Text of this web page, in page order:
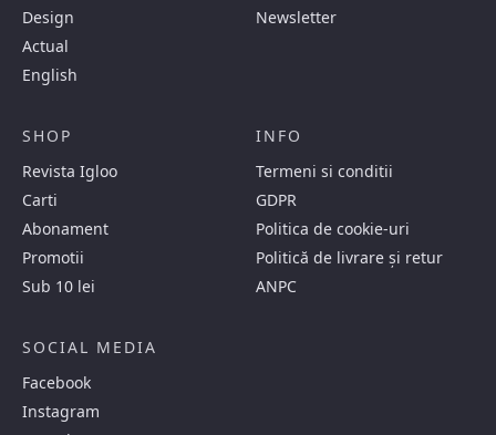
Design
Actual
English
Newsletter
SHOP
Revista Igloo
Carti
Abonament
Promotii
Sub 10 lei
INFO
Termeni si conditii
GDPR
Politica de cookie-uri
Politică de livrare și retur
ANPC
SOCIAL MEDIA
Facebook
Instagram